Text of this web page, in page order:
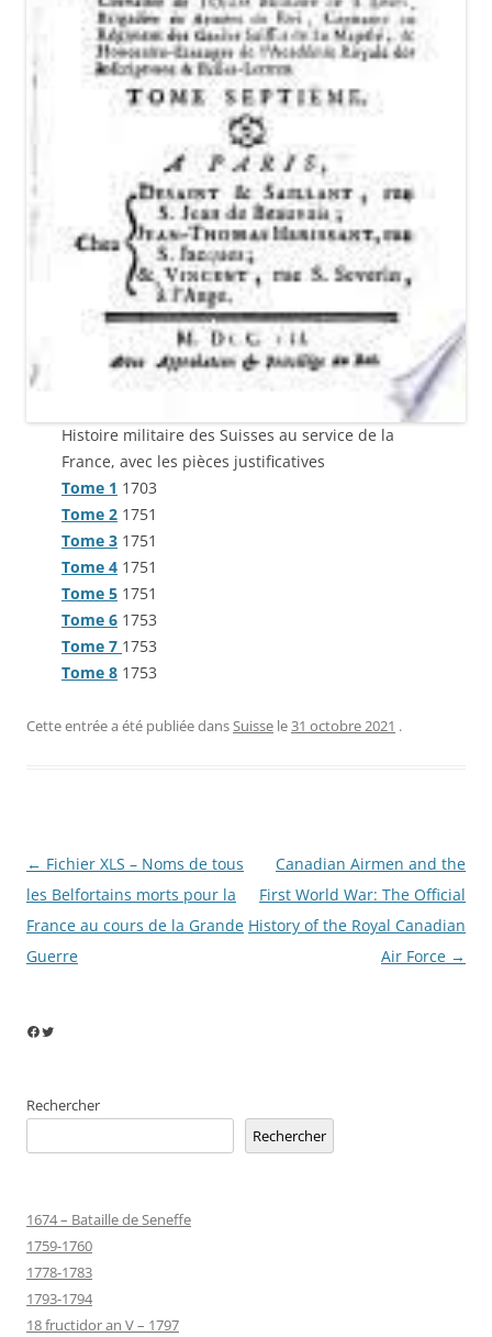
Histoire militaire des Suisses au service de la
France, avec les pièces justificatives
Tome 1 1703
Tome 2 1751
Tome 3 1751
Tome 4 1751
Tome 5 1751
Tome 6 1753
Tome 7 1753
Tome 8 1753
Cette entrée a été publiée dansSuisse le31 octobre 2021 .
Navigation
des
articles
← Fichier XLS – Noms de tous
les Belfortains morts pour la
France au cours de la Grande
Guerre
Canadian Airmen and the
First World War: The Official
History of the Royal Canadian
Air Force →
Facebook
Twitter
Rechercher
Rechercher
1674 – Bataille de Seneffe
1759-1760
1778-1783
1793-1794
18 fructidor an V – 1797